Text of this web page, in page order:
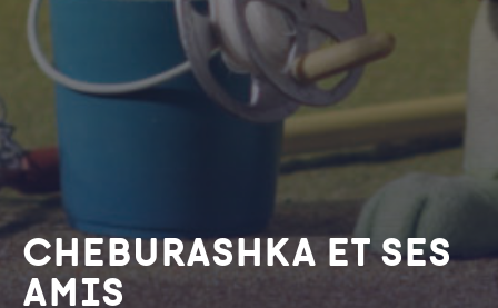
Cheburashka et ses
amis